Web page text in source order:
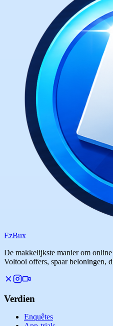
EzBux
De makkelijkste manier om
Voltooi offers, spaar beloningen,
Verdien
Enquêtes